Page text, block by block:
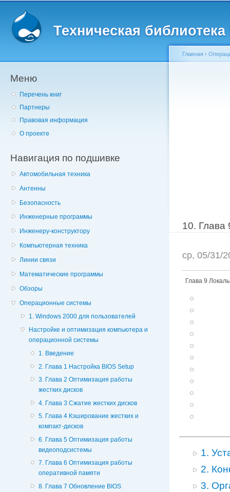
Техническая
Меню
Перечень книг
Партнеры
Правовая информация
О проекте
Навигация по подшивке
Автомобильная техника
Антенны
Безопасность
Инженерные программы
Инженеру-конструктору
Компьютерная техника
Линии связи
Математические программы
Обзоры
Операционные системы
1. Windows 2000 для пользователей
Настройке и оптимизация компьютера и
операционной системы
1. Введение
2. Глава 1 Настройка BIOS Setup
3. Глава 2 Оптимизация работы
жестких дисков
4. Глава 3 Сжатие жестких дисков
5. Глава 4 Кэширование жестких и
компакт-дисков
6. Глава 5 Оптимизация работы
видеоподсистемы
7. Глава 6 Оптимизация работы
оперативной памяти
8. Глава 7 Обновление BIOS
Главная ›
10.
ср, 05/31/
Глава 9
1.
2.
3.